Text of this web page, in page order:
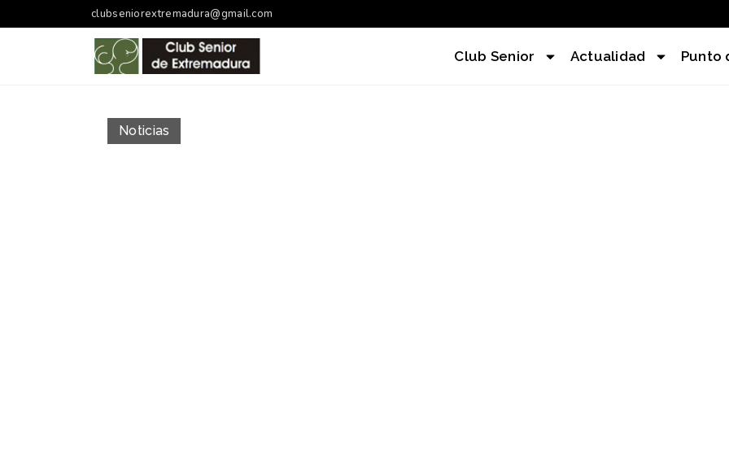
clubseniorextremadura@gmail.com
Club Senior Actualidad Punto
Noticias